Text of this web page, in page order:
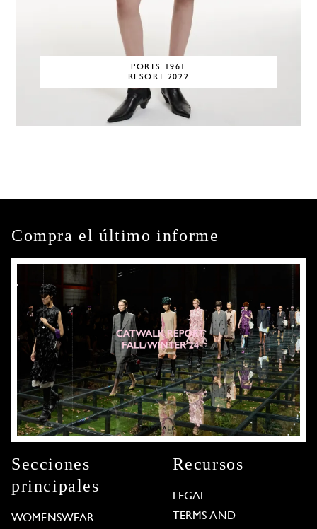
PORTS 1961
RESORT 2022
Compra el último informe
Secciones
principales
WOMENSWEAR
Recursos
LEGAL
TERMS AND